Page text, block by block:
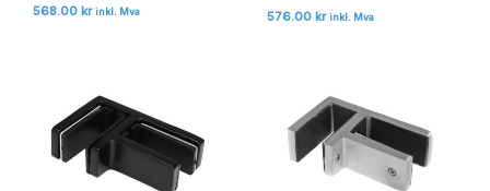
568.00 kr inkl. Mva 576.00 kr inkl. Mva